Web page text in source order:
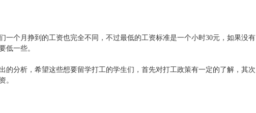
一个月挣到的工资也完全不同，不过最低的工资标准是一个小时30元，如果没有
低一些。
的分析，希望这些想要留学打工的学生们，首先对打工政策有一定的了解，其次
。